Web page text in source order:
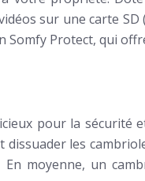
sur une carte
Somfy Protect, qui
pour la
les
moyenne, un